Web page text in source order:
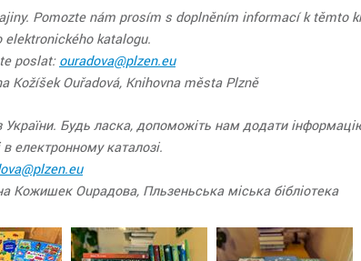
Pomozte nám prosím s doplněním informací k těmto
elektronického katalogu.
poslat: ouradova@plzen.eu
Kožíšek Ouřadová, Knihovna města Plzně
України. Будь ласка, допоможіть нам додати
електронному каталозі.
Кожишек Ouрадова, Пльзеньська міська бібліотека